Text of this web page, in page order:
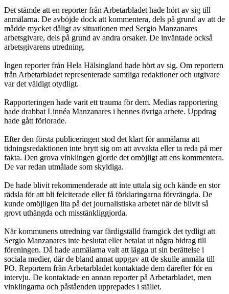
Det stämde att en reporter från Arbetarbladet hade hört av sig till
anmälarna. De avböjde dock att kommentera, dels på grund av att de
mådde mycket dåligt av situationen med Sergio Manzanares
arbetsgivare, dels på grund av andra orsaker. De inväntade också
arbetsgivarens utredning.
Ingen reporter från Hela Hälsingland hade hört av sig. Om reportern
från Arbetarbladet representerade samtliga redaktioner och utgivare
var det väldigt otydligt.
Rapporteringen hade varit ett trauma för dem. Medias rapportering
hade drabbat Linnéa Manzanares i hennes övriga arbete. Uppdrag
hade gått förlorade.
Efter den första publiceringen stod det klart för anmälarna att
tidningsredaktionen inte brytt sig om att avvakta eller ta reda på mer
fakta. Den grova vinklingen gjorde det omöjligt att ens kommentera.
De var redan utmålade som skyldiga.
De hade blivit rekommenderade att inte uttala sig och kände en stor
rädsla för att bli felciterade eller få förklaringarna förvrängda. De
kunde omöjligen lita på det journalistiska arbetet när de blivit så
grovt uthängda och misstänkliggjorda.
När kommunens utredning var färdigställd framgick det tydligt att
Sergio Manzanares inte beslutat eller betalat ut några bidrag till
föreningen. Då hade anmälarna valt att lägga ut sin berättelse i
sociala medier, där de bland annat uppgav att de skulle anmäla till
PO. Reportern från Arbetarbladet kontaktade dem därefter för en
intervju. De kontaktade en annan reporter på Arbetarbladet, men
vinklingarna och påståenden upprepades i stället.